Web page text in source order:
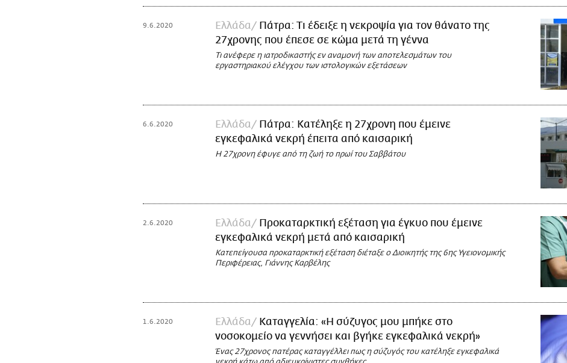
9.6.2020 Ελλάδα
Πάτρα: Τι έδειξε η νεκροψία για τον θάνατο της
27χρονης που έπεσε σε κώμα μετά τη γέννα
Τι ανέφερε η ιατροδικαστής εν αναμονή των αποτελεσμάτων του
εργαστηριακού ελέγχου των ιστολογικών εξετάσεων
6.6.2020 Ελλάδα
Πάτρα: Κατέληξε η 27χρονη που έμεινε
εγκεφαλικά νεκρή έπειτα από καισαρική
Η 27χρονη έφυγε από τη ζωή το πρωί του Σαββάτου
2.6.2020 Ελλάδα
Προκαταρκτική εξέταση για έγκυο που έμεινε
εγκεφαλικά νεκρή μετά από καισαρική
Κατεπείγουσα προκαταρκτική εξέταση διέταξε ο Διοικητής της 6ης Υγειονομικής
Περιφέρειας, Γιάννης Καρβέλης
1.6.2020 Ελλάδα
Καταγγελία: «Η σύζυγος μου μπήκε στο
νοσοκομείο να γεννήσει και βγήκε εγκεφαλικά νεκρή»
Ένας 27χρονος πατέρας καταγγέλλει πως η σύζυγός του κατέληξε εγκεφαλικά